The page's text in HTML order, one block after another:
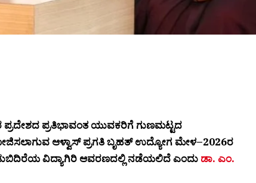
ಪ್ರತಿಭಾವಂತ ಯುವಕರಿಗೆ ಗುಣಮಟ್ಟದ
ಆಳ್ವಾಸ್ ಪ್ರಗತಿ ಬೃಹತ್ ಉದ್ಯೋಗ ಮೇಳ–2026ರ
ವಿದ್ಯಾಗಿರಿ ಆವರಣದಲ್ಲಿ ನಡೆಯಲಿದೆ ಎಂದು ಡಾ. ಎಂ.